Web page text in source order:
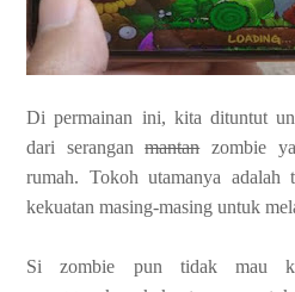
Di permainan ini, kita dituntut
dari seranganmantanzombie
rumah. Tokoh utamanya adalah
kekuatan masing-masing untuk
Si zombie pun tidak mau